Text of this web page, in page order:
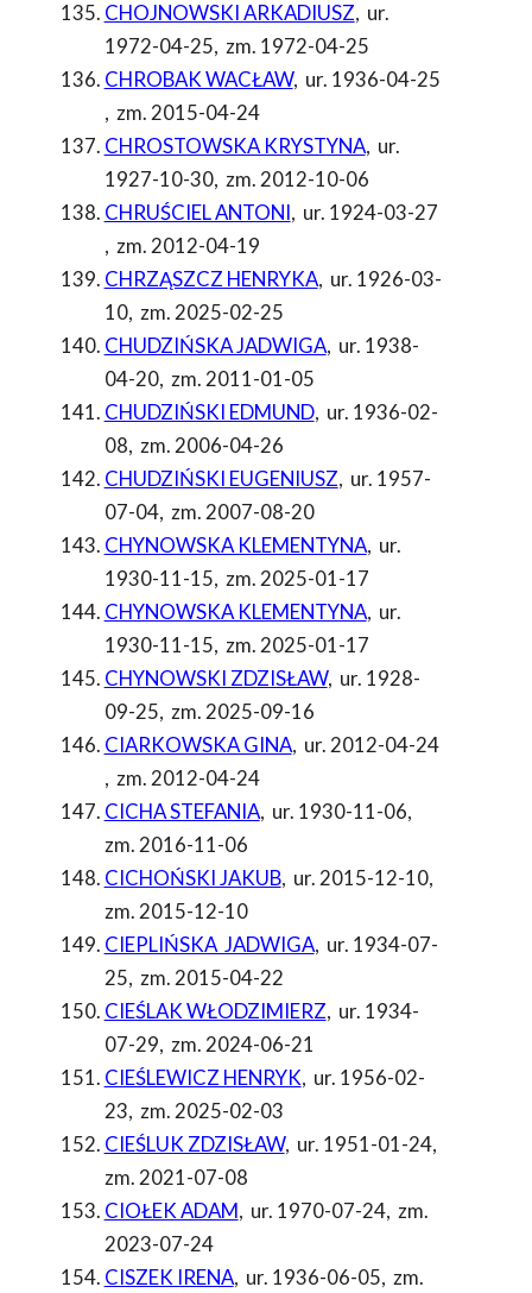
CHOJNOWSKI ARKADIUSZ, ur.
1972-04-25, zm. 1972-04-25
CHROBAK WACŁAW, ur. 1936-04-25
, zm. 2015-04-24
CHROSTOWSKA KRYSTYNA, ur.
1927-10-30, zm. 2012-10-06
CHRUŚCIEL ANTONI, ur. 1924-03-27
, zm. 2012-04-19
CHRZĄSZCZ HENRYKA, ur. 1926-03-
10, zm. 2025-02-25
CHUDZIŃSKA JADWIGA, ur. 1938-
04-20, zm. 2011-01-05
CHUDZIŃSKI EDMUND, ur. 1936-02-
08, zm. 2006-04-26
CHUDZIŃSKI EUGENIUSZ, ur. 1957-
07-04, zm. 2007-08-20
CHYNOWSKA KLEMENTYNA, ur.
1930-11-15, zm. 2025-01-17
CHYNOWSKA KLEMENTYNA, ur.
1930-11-15, zm. 2025-01-17
CHYNOWSKI ZDZISŁAW, ur. 1928-
09-25, zm. 2025-09-16
CIARKOWSKA GINA, ur. 2012-04-24
, zm. 2012-04-24
CICHA STEFANIA, ur. 1930-11-06,
zm. 2016-11-06
CICHOŃSKI JAKUB, ur. 2015-12-10,
zm. 2015-12-10
CIEPLIŃSKA JADWIGA, ur. 1934-07-
25, zm. 2015-04-22
CIEŚLAK WŁODZIMIERZ, ur. 1934-
07-29, zm. 2024-06-21
CIEŚLEWICZ HENRYK, ur. 1956-02-
23, zm. 2025-02-03
CIEŚLUK ZDZISŁAW, ur. 1951-01-24,
zm. 2021-07-08
CIOŁEK ADAM, ur. 1970-07-24, zm.
2023-07-24
CISZEK IRENA, ur. 1936-06-05, zm.